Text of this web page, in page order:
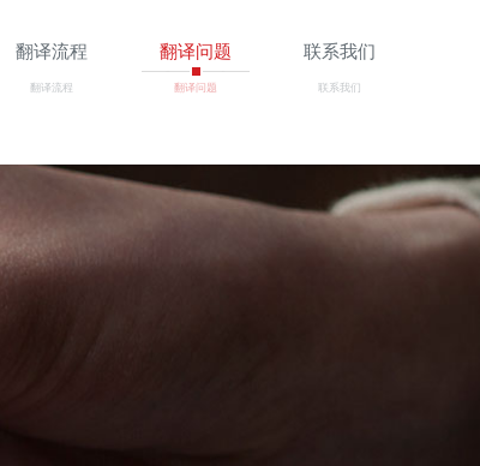
翻译流程
翻译流程
翻译问题
翻译问题
联系我们
联系我们